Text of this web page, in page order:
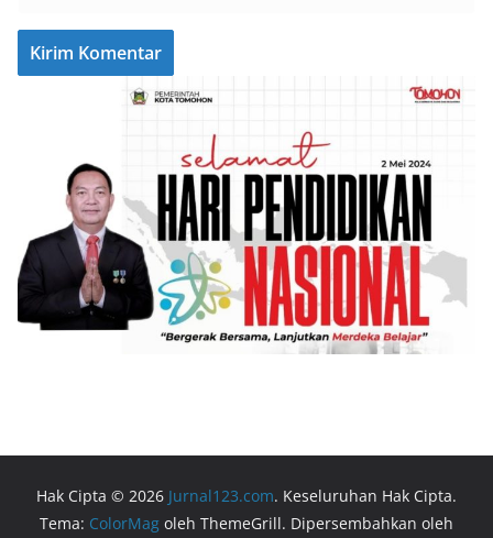
Hak Cipta © 2026 Jurnal123.com. Keseluruhan Hak Cipta.
Tema: ColorMag oleh ThemeGrill. Dipersembahkan oleh